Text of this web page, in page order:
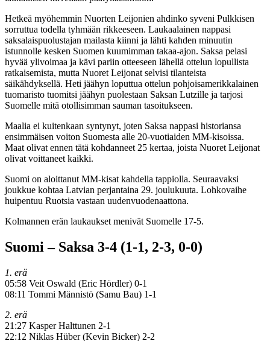
Hetkeä myöhemmin Nuorten Leijonien ahdinko syveni Pulkkisen
sorruttua todella tyhmään rikkeeseen. Laukaalainen nappasi
saksalaispuolustajan mailasta kiinni ja lähti kahden minuutin
istunnolle kesken Suomen kuumimman takaa-ajon. Saksa pelasi
hyvää ylivoimaa ja kävi pariin otteeseen lähellä ottelun lopullista
ratkaisemista, mutta Nuoret Leijonat selvisi tilanteista
säikähdyksellä. Heti jäähyn loputtua ottelun pohjoisamerikkalainen
tuomaristo tuomitsi jäähyn puolestaan Saksan Lutzille ja tarjosi
Suomelle mitä otollisimman sauman tasoitukseen.
Maalia ei kuitenkaan syntynyt, joten Saksa nappasi historiansa
ensimmäisen voiton Suomesta alle 20-vuotiaiden MM-kisoissa.
Maat olivat ennen tätä kohdanneet 25 kertaa, joista Nuoret Leijonat
olivat voittaneet kaikki.
Suomi on aloittanut MM-kisat kahdella tappiolla. Seuraavaksi
joukkue kohtaa Latvian perjantaina 29. joulukuuta. Lohkovaihe
huipentuu Ruotsia vastaan uudenvuodenaattona.
Kolmannen erän laukaukset menivät Suomelle 17-5.
Suomi – Saksa 3-4 (1-1, 2-3, 0-0)
1. erä
05:58 Veit Oswald (Eric Hördler) 0-1
08:11 Tommi Männistö (Samu Bau) 1-1
2. erä
21:27 Kasper Halttunen 2-1
22:12 Niklas Hüber (Kevin Bicker) 2-2